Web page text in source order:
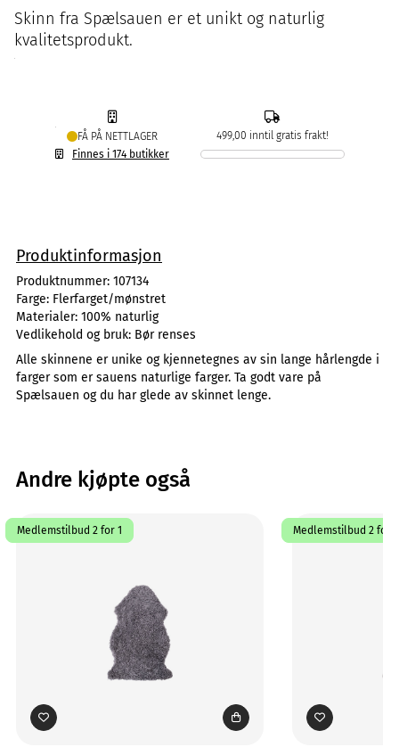
Skinn fra Spælsauen er et unikt og naturlig
kvalitetsprodukt.
FÅ PÅ NETTLAGER
Finnes i 174 butikker
499,00 inntil gratis frakt!
Produktinformasjon
Produktnummer: 107134
Farge: Flerfarget/mønstret
Materialer: 100% naturlig
Vedlikehold og bruk: Bør renses
Alle skinnene er unike og kjennetegnes av sin lange hårlengde i
farger som er sauens naturlige farger. Ta godt vare på
Spælsauen og du har glede av skinnet lenge.
Andre kjøpte også
Medlemstilbud 2 for 1 Medlemstilbud 2 for 1